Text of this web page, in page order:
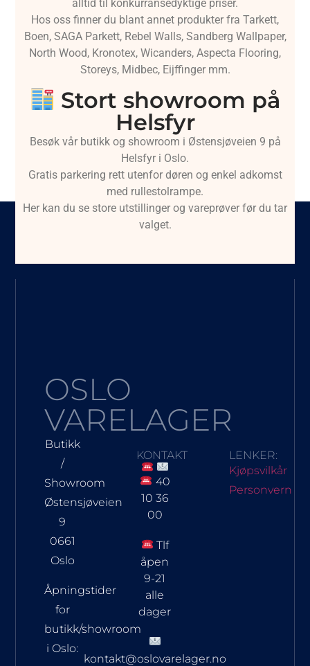
alltid til konkurransedyktige priser.
Hos oss finner du blant annet produkter fra Tarkett,
Boen, SAGA Parkett, Rebel Walls, Sandberg Wallpaper,
North Wood, Kronotex, Wicanders, Aspecta Flooring,
Storeys, Midbec, Eijffinger mm.
Stort showroom på
Helsfyr
Besøk vår butikk og showroom i Østensjøveien 9 på
Helsfyr i Oslo.
Gratis parkering rett utenfor døren og enkel adkomst
med rullestolrampe.
Her kan du se store utstillinger og vareprøver før du tar
valget.
OSLO
VARELAGER
Butikk
/
Showroom
Østensjøveien
9
0661
Oslo
Åpningstider
for
butikk/showroom
i Oslo:
KONTAKT
40
10 36
00
Tlf
åpen
9-21
alle
dager
kontakt@oslovarelager.no
LENKER:
Kjøpsvilkår
Personvern